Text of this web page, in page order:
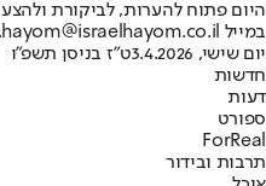
היום פתוח להערות, לביקורת
במייל hayom@israelhayom.co.il.
יום שישי, 3.4.2026
ט"ז בניסן תשפ"ו
חדשות
דעות
ספורט
ForReal
תרבות ובידור